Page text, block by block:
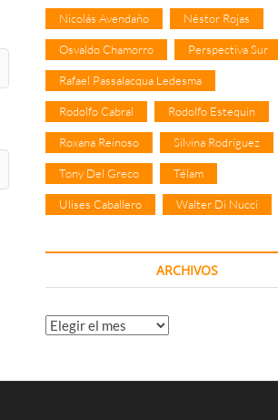
Nicolás Avendaño Néstor Rojas
Osvaldo Chamorro Perspectiva Sur
Rafael Passalacqua Ledesma
Rodolfo Cabral Rodolfo Estequin
Roxana Reinoso Silvina Rodríguez
Tony Del Greco Télam
Ulises Caballero Walter Di Nucci
ARCHIVOS
Archivos